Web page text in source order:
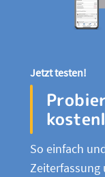
Jetzt testen!
So einfach